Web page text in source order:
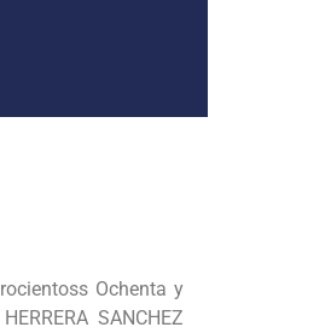
Ochenta y
SANCHEZ